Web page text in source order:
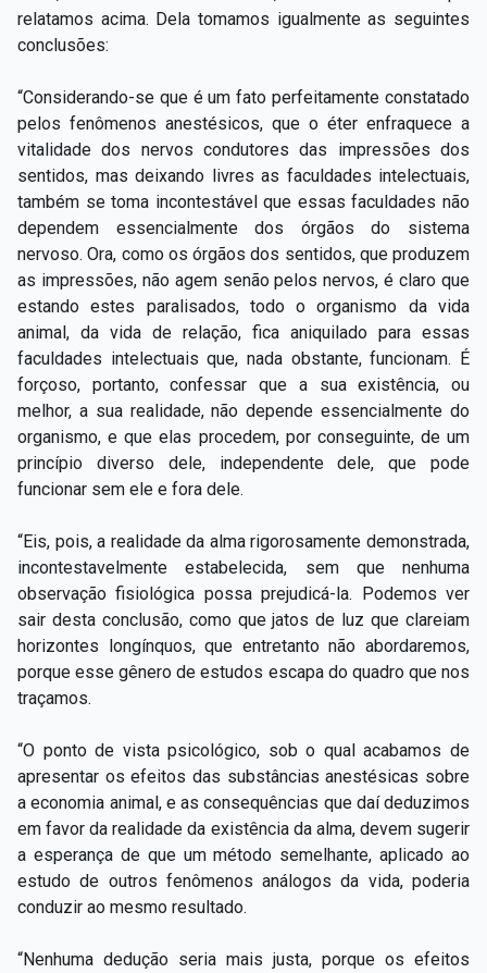
relatamos acima. Dela tomamos igualmente as seguintes
conclusões:
“Considerando-se que é um fato perfeitamente constatado
pelos fenômenos anestésicos, que o éter enfraquece a
vitalidade dos nervos condutores das impressões dos
sentidos, mas deixando livres as faculdades intelectuais,
também se toma incontestável que essas faculdades não
dependem essencialmente dos órgãos do sistema
nervoso. Ora, como os órgãos dos sentidos, que produzem
as impressões, não agem senão pelos nervos, é claro que
estando estes paralisados, todo o organismo da vida
animal, da vida de relação, fica aniquilado para essas
faculdades intelectuais que, nada obstante, funcionam. É
forçoso, portanto, confessar que a sua existência, ou
melhor, a sua realidade, não depende essencialmente do
organismo, e que elas procedem, por conseguinte, de um
princípio diverso dele, independente dele, que pode
funcionar sem ele e fora dele.
“Eis, pois, a realidade da alma rigorosamente demonstrada,
incontestavelmente estabelecida, sem que nenhuma
observação fisiológica possa prejudicá-la. Podemos ver
sair desta conclusão, como que jatos de luz que clareiam
horizontes longínquos, que entretanto não abordaremos,
porque esse gênero de estudos escapa do quadro que nos
traçamos.
“O ponto de vista psicológico, sob o qual acabamos de
apresentar os efeitos das substâncias anestésicas sobre
a economia animal, e as consequências que daí deduzimos
em favor da realidade da existência da alma, devem sugerir
a esperança de que um método semelhante, aplicado ao
estudo de outros fenômenos análogos da vida, poderia
conduzir ao mesmo resultado.
“Nenhuma dedução seria mais justa, porque os efeitos